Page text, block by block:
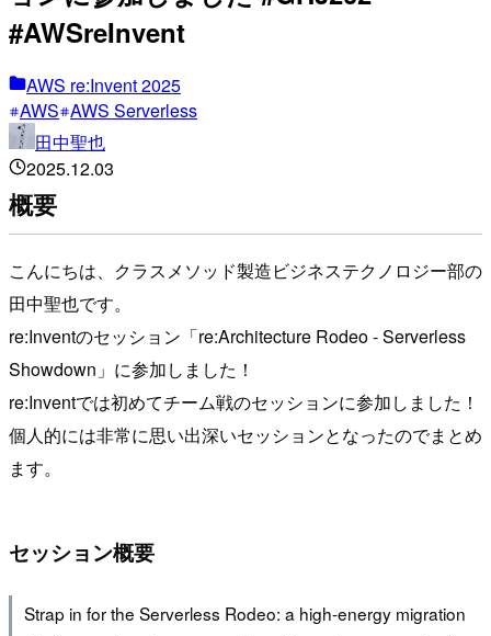
#AWSreInvent
AWS re:Invent 2025
AWS AWS Serverless
田中聖也
2025.12.03
概要
こんにちは、クラスメソッド製造ビジネステクノロジー部の
田中聖也です。
re:Inventのセッション「re:Architecture Rodeo - Serverless
Showdown」に参加しました！
re:Inventでは初めてチーム戦のセッションに参加しました！
個人的には非常に思い出深いセッションとなったのでまとめ
ます。
セッション概要
Strap in for the Serverless Rodeo: a high-energy migration